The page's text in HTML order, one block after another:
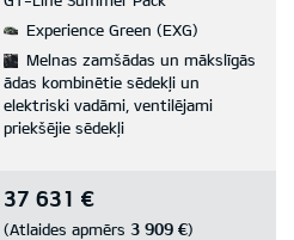
Experience Green (EXG)
Melnas zamšādas un mākslīgās
ādas kombinētie sēdekļi un
elektriski vadāmi, ventilējami
priekšējie sēdekļi
37 631 €
(Atlaides apmērs 3 909 €)